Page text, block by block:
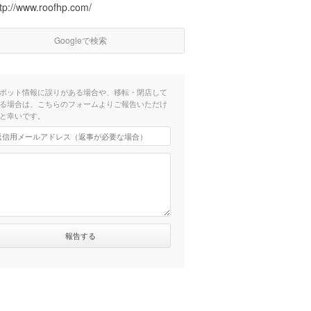
www.roofhp.com/
Googleで検索
ット情報に誤りがある場合や、移転・閉店して
場合は、こちらのフォームよりご報告いただけ
幸いです。